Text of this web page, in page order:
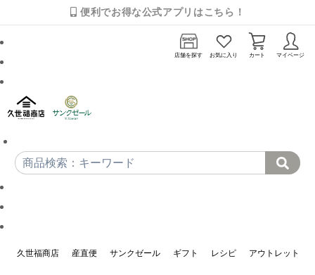
便利でお得な公式アプリはこちら！
店舗を探す お気に入り カート マイページ
久世福商店 産直便 サンクゼール ギフト レシピ アウトレット